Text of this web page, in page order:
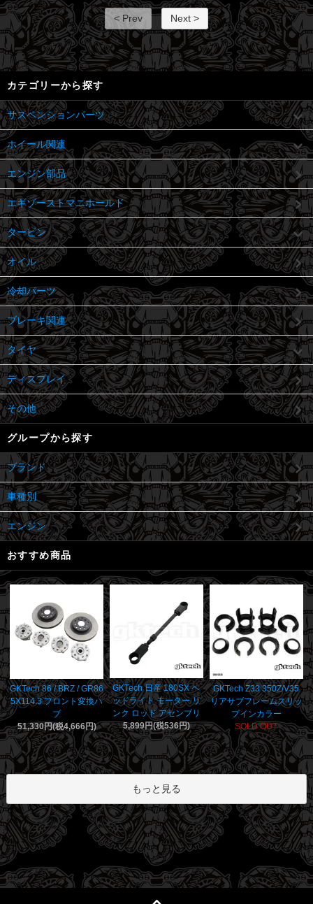
< Prev Next >
カテゴリーから探す
サスペンションパーツ
ホイール関連
エンジン部品
エギゾーストマニホールド
タービン
オイル
冷却パーツ
ブレーキ関連
タイヤ
ディスプレイ
その他
グループから探す
ブランド
車種別
エンジン
おすすめ商品
GKTech 86 / BRZ / GR86
5X114.3 フロント変換ハ
ブ
51,330円(税4,666円)
GKTech 日産 180SX ヘ
ッドライト モーター リ
ンク ロッド アセンブリ
5,899円(税536円)
GKTech Z33 350Z/V35
リアサブフレームスリッ
プインカラー
SOLD OUT
もっと見る